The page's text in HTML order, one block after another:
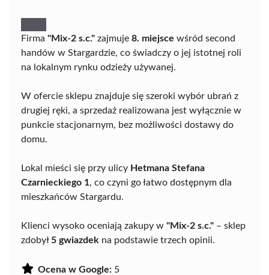
Firma "Mix-2 s.c." zajmuje 8. miejsce wśród second
handów w Stargardzie, co świadczy o jej istotnej roli
na lokalnym rynku odzieży używanej.
W ofercie sklepu znajduje się szeroki wybór ubrań z
drugiej ręki, a sprzedaż realizowana jest wyłącznie w
punkcie stacjonarnym, bez możliwości dostawy do
domu.
Lokal mieści się przy ulicy Hetmana Stefana
Czarnieckiego 1, co czyni go łatwo dostępnym dla
mieszkańców Stargardu.
Klienci wysoko oceniają zakupy w "Mix-2 s.c." – sklep
zdobył 5 gwiazdek na podstawie trzech opinii.
Ocena w Google: 5